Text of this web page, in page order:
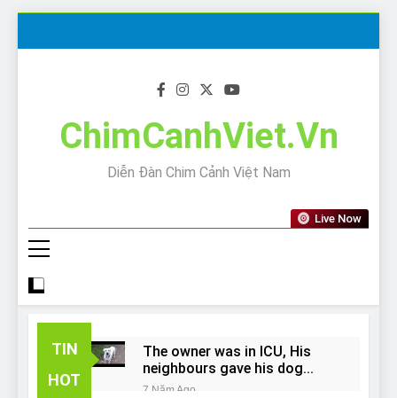
ChimCanhViet.Vn
Diễn Đàn Chim Cảnh Việt Nam
Live Now
TIN
HOT
The owner was in ICU, His
neighbours gave his dog
away!
7 Năm Ago